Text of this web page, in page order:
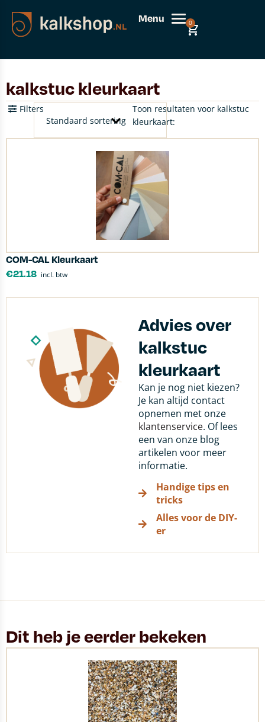
Menu 0
kalkstuc kleurkaart
Toon resultaten voor kalkstuc
kleurkaart:
Filters
COM-CAL Kleurkaart
€21.18 incl. btw
Advies over
kalkstuc
kleurkaart
Kan je nog niet kiezen?
Je kan altijd contact
opnemen met onze
klantenservice. Of lees
een van onze blog
artikelen voor meer
informatie.
Handige tips en
tricks
Alles voor de DIY-
er
Dit heb je eerder bekeken